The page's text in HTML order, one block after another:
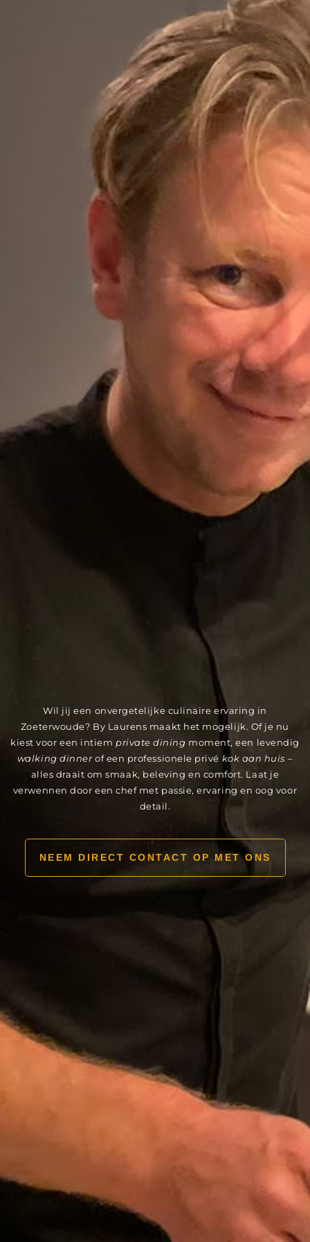
Wil jij een onvergetelijke culinaire ervaring in
Zoeterwoude? By Laurens maakt het mogelijk. Of je nu
kiest voor een intiem private dining moment, een levendig
walking dinnerof een professionele privé kok aan huis –
alles draait om smaak, beleving en comfort. Laat je
verwennen door een chef met passie, ervaring en oog voor
detail.
NEEM DIRECT CONTACT OP MET ONS